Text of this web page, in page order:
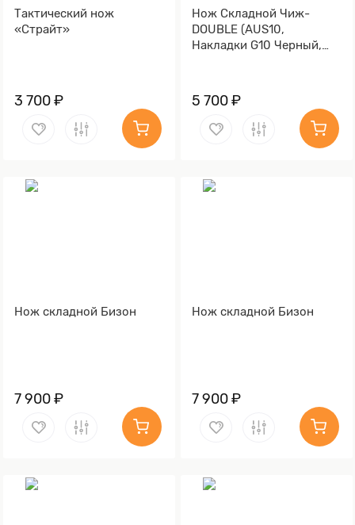
Тактический нож
«Страйт»
3 700 ₽
Нож Складной Чиж-
DOUBLE (AUS10,
Накладки G10 Черный,
5 700 ₽
Нож складной Бизон
7 900 ₽
Нож складной Бизон
7 900 ₽